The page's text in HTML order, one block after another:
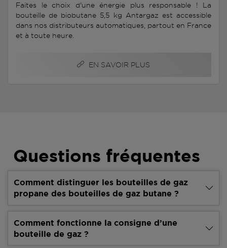
Faites le choix d'une énergie plus responsable ! La
bouteille de biobutane 5,5 kg Antargaz est accessible
dans nos distributeurs automatiques, partout en France
et à toute heure.
EN SAVOIR PLUS
Questions fréquentes
Comment distinguer les bouteilles de gaz
propane des bouteilles de gaz butane ?
Comment fonctionne la consigne d’une
bouteille de gaz ?